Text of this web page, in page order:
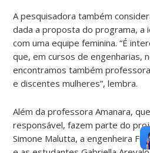
A pesquisadora também
dada a proposta do programa, a
com uma equipe feminina. “É
que, em cursos de engenharias,
encontramos também
e discentes mulheres”, lembra.
Além da professora Amanara,
responsável, fazem parte do
Simone Malutta, a engenheira